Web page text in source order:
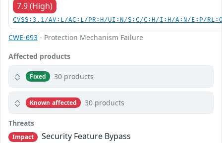
7.9 (High)
CVSS:3.1/AV:L/AC:L/PR:H/UI:N/S:C/C:H/I:H/A:N/E:P/
CWE-693 - Protection Mechanism Failure
Affected products
Fixed 30 products
Known affected 30 products
Threats
Impact Security Feature Bypass